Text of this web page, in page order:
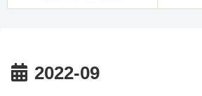
2022-09